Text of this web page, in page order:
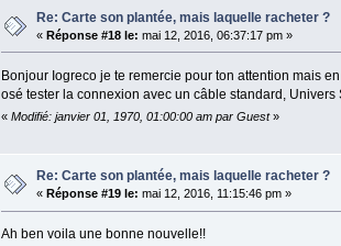
Re: Carte son plantée, mais laquelle racheter ?
«Réponse #18 le: mai 12, 2016, 06:37:17 pm »
Bonjour Iogreco je te remercie pour ton attention mais
osé tester la connexion avec un câble standard,
« Modifié: janvier 01, 1970, 01:00:00 am par Guest»
Re: Carte son plantée, mais laquelle racheter ?
« Réponse #19 le: mai 12, 2016, 11:15:46 pm »
Ah ben voila une bonne nouvelle!!